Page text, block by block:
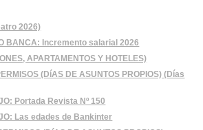
2026)
BANCA: Incremento salarial 2026
APARTAMENTOS Y HOTELES)
(DíAS DE ASUNTOS PROPIOS) (Días
Portada Revista Nº 150
Las edades de Bankinter